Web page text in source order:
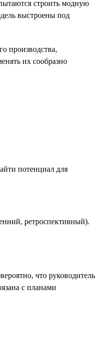
строить модную
выстроены под
производства,
их сообразно
потенциал для
ретроспективный).
что руководитель
с планами